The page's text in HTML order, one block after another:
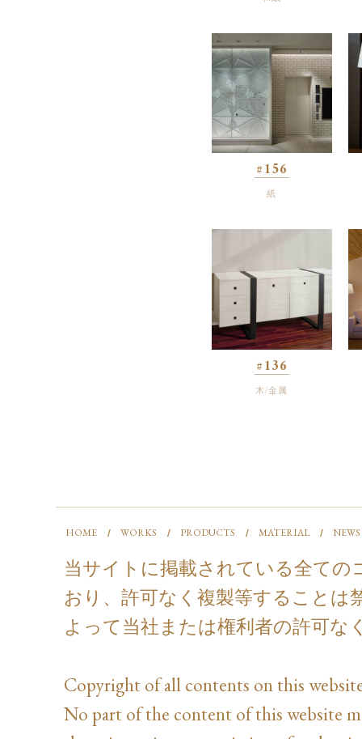
#156
紙
#136
木/金属
HOME WORKS PRODUCTS MATERIAL NEWS
当サイトに掲載されている全て
おり、許可なく複製等することは
よって当社または権利者の許可
Copyright of all contents on this
No part of the content of this website